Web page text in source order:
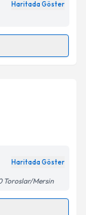
belirtilen
Haritada Göster
takvimi talebi
için bir
Aydınlatma
belirtilen
Haritada Göster
Toroslar/Mersin